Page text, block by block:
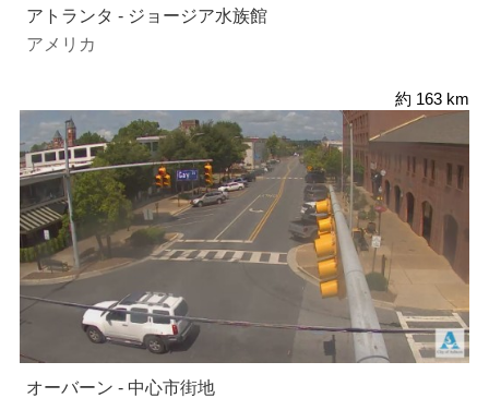
アトランタ - ジョージア水族館
アメリカ
約 163 km
オーバーン - 中心市街地